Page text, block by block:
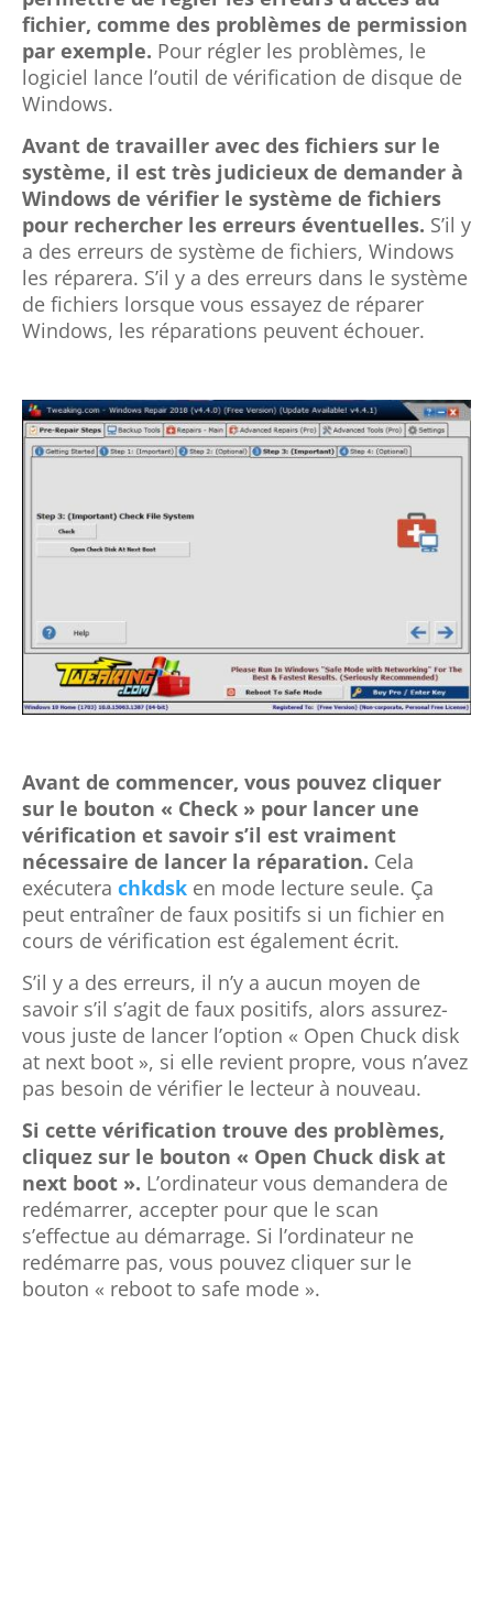
fichier, comme des problèmes de permission
par exemple. Pour régler les problèmes, le
logiciel lance l’outil de vérification de disque de
Windows.
Avant de travailler avec des fichiers sur le
système, il est très judicieux de demander à
Windows de vérifier le système de fichiers
pour rechercher les erreurs éventuelles. S’il y
a des erreurs de système de fichiers, Windows
les réparera. S’il y a des erreurs dans le système
de fichiers lorsque vous essayez de réparer
Windows, les réparations peuvent échouer.
Avant de commencer, vous pouvez cliquer
sur le bouton « Check » pour lancer une
vérification et savoir s’il est vraiment
nécessaire de lancer la réparation. Cela
exécutera chkdsk en mode lecture seule. Ça
peut entraîner de faux positifs si un fichier en
cours de vérification est également écrit.
S’il y a des erreurs, il n’y a aucun moyen de
savoir s’il s’agit de faux positifs, alors assurez-
vous juste de lancer l’option « Open Chuck disk
at next boot », si elle revient propre, vous n’avez
pas besoin de vérifier le lecteur à nouveau.
Si cette vérification trouve des problèmes,
cliquez sur le bouton « Open Chuck disk at
next boot ». L’ordinateur vous demandera de
redémarrer, accepter pour que le scan
s’effectue au démarrage. Si l’ordinateur ne
redémarre pas, vous pouvez cliquer sur le
bouton « reboot to safe mode ».